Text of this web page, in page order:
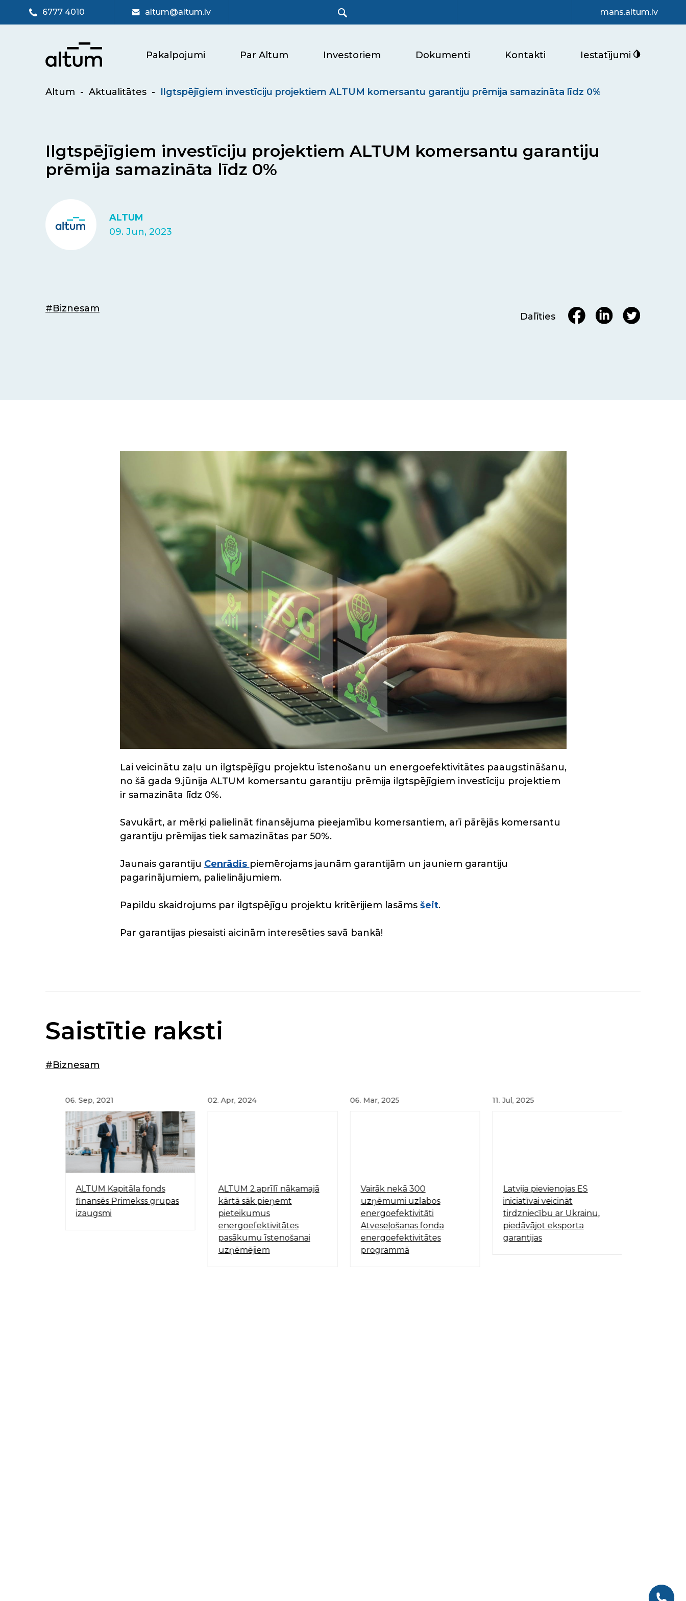
6777 4010 altum@altum.lv mans.altum.lv
Pakalpojumi Par Altum Investoriem Dokumenti Kontakti Iestatījumi
Altum - Aktualitātes - Ilgtspējīgiem investīciju projektiem ALTUM komersantu garantiju prēmija samazināta līdz 0%
Ilgtspējīgiem investīciju projektiem ALTUM komersantu garantiju
prēmija samazināta līdz 0%
ALTUM
09. Jun, 2023
#Biznesam
Dalīties
Lai veicinātu zaļu un ilgtspējīgu projektu īstenošanu un energoefektivitātes paaugstināšanu,
no šā gada 9.jūnija ALTUM komersantu garantiju prēmija ilgtspējīgiem investīciju projektiem
ir samazināta līdz 0%.
Savukārt, ar mērķi palielināt finansējuma pieejamību komersantiem, arī pārējās komersantu
garantiju prēmijas tiek samazinātas par 50%.
Jaunais garantiju Cenrādis piemērojams jaunām garantijām un jauniem garantiju
pagarinājumiem, palielinājumiem.
Papildu skaidrojums par ilgtspējīgu projektu kritērijiem lasāms šeit.
Par garantijas piesaisti aicinām interesēties savā bankā!
Saistītie raksti
#Biznesam
06. Sep, 2021
ALTUM Kapitāla fonds
finansēs Primekss grupas
izaugsmi
02. Apr, 2024
ALTUM 2.aprīlī nākamajā
kārtā sāk pieņemt
pieteikumus
energoefektivitātes
pasākumu īstenošanai
uzņēmējiem
06. Mar, 2025
Vairāk nekā 300
uzņēmumi uzlabos
energoefektivitāti
Atveseļošanas fonda
energoefektivitātes
programmā
11. Jul, 2025
Latvija pievienojas ES
iniciatīvai veicināt
tirdzniecību ar Ukrainu,
piedāvājot eksporta
garantijas